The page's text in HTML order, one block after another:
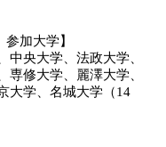
加大学】
中央大学、法政大学、
専修大学、麗澤大学、
大学、名城大学（14